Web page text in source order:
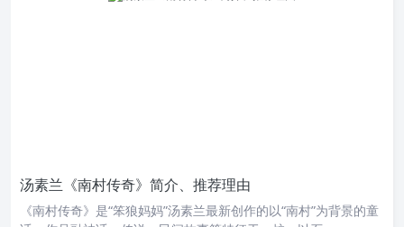
汤素兰《南村传奇》简介、推荐理由
《南村传奇》是“笨狼妈妈”汤素兰最新创作的以“南村”为背景的童